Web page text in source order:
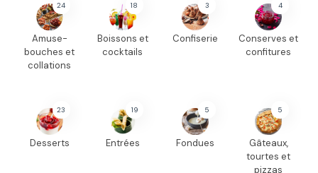
24
Amuse-
bouches et
collations
18
Boissons et
cocktails
3
Confiserie
4
Conserves et
confitures
23
Desserts
19
Entrées
5
Fondues
5
Gâteaux,
tourtes et
pizzas